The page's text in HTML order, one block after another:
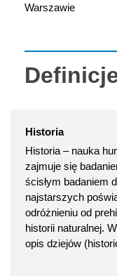
Warszawie
Historia
Historia – nauka
zajmuje się
ścisłym badaniem
najstarszych
odróżnieniu od
historii naturalnej.
opis dziejów